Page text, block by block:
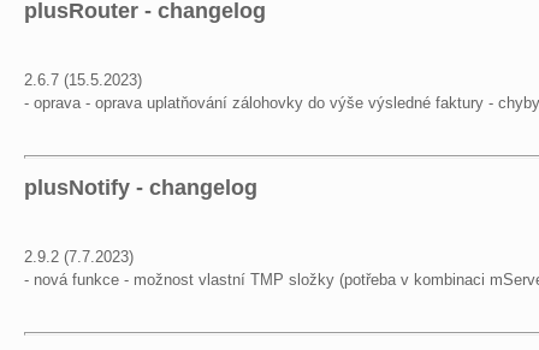
plusRouter - changelog
2.6.7 (15.5.2023)
- oprava - oprava uplatňování zálohovky do výše výsledné faktury -
plusNotify - changelog
2.9.2 (7.7.2023)
- nová funkce - možnost vlastní TMP složky (potřeba v kombinaci